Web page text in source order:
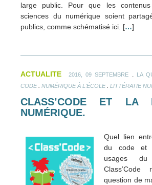
large public. Pour que les contenus
sciences du numérique soient
publics, comme schématisé ici. […]
ACTUALITE 2016, 09 SEPTEMBRE LA
CODE. NUMÉRIQUE À L'ÉCOLE. LITTÉRATIE
CLASS’CODE ET LA
NUMÉRIQUE.
Quel lien
du code et
usages
question de